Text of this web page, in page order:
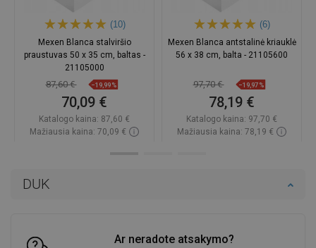
DUK
Ar neradote atsakymo?
(10)
Mexen Blanca stalviršio
praustuvas 50 x 35 cm, baltas -
21105000
87,60 € −19,99%
70,09 €
Katalogo kaina: 87,60 €
Mažiausia kaina: 70,09 €
(6)
Mexen Blanca antstalinė kriauklė
56 x 38 cm, balta - 21105600
97,70 € −19,97%
78,19 €
Katalogo kaina: 97,70 €
Mažiausia kaina: 78,19 €